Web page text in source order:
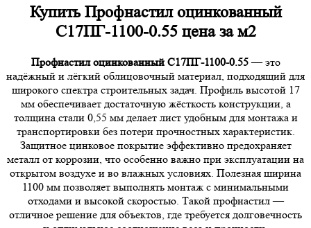
Купить Профнастил оцинкованный
С17ПГ-1100-0.55 цена за м2
Профнастил оцинкованный С17ПГ-1100-0.55— это
надёжный и лёгкий облицовочный материал, подходящий для
широкого спектра строительных задач. Профиль высотой 17
мм обеспечивает достаточную жёсткость конструкции, а
толщина стали 0,55 мм делает лист удобным для монтажа и
транспортировки без потери прочностных характеристик.
Защитное цинковое покрытие эффективно предохраняет
металл от коррозии, что особенно важно при эксплуатации на
открытом воздухе и во влажных условиях. Полезная ширина
1100 мм позволяет выполнять монтаж с минимальными
отходами и высокой скоростью. Такой профнастил —
отличное решение для объектов, где требуется долговечность